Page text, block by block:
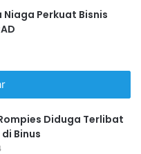
Perkuat Bisnis
Diduga Terlibat
Binus